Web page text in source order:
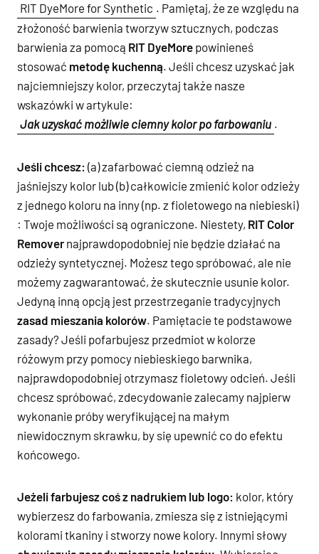
RIT DyeMore for Synthetic . Pamiętaj, że ze względu na
złożoność barwienia tworzyw sztucznych, podczas
barwienia za pomocą RIT DyeMore powinieneś
stosować metodę kuchenną. Jeśli chcesz uzyskać jak
najciemniejszy kolor, przeczytaj także nasze
wskazówki w artykule:
Jak uzyskać możliwie ciemny kolor po farbowaniu .
Jeśli chcesz: (a) zafarbować ciemną odzież na
jaśniejszy kolor lub (b) całkowicie zmienić kolor odzieży
z jednego koloru na inny (np. z fioletowego na niebieski)
: Twoje możliwości są ograniczone. Niestety, RIT Color
Remover najprawdopodobniej nie będzie działać na
odzieży syntetycznej. Możesz tego spróbować, ale nie
możemy zagwarantować, że skutecznie usunie kolor.
Jedyną inną opcją jest przestrzeganie tradycyjnych
zasad mieszania kolorów. Pamiętacie te podstawowe
zasady? Jeśli pofarbujesz przedmiot w kolorze
różowym przy pomocy niebieskiego barwnika,
najprawdopodobniej otrzymasz fioletowy odcień. Jeśli
chcesz spróbować, zdecydowanie zalecamy najpierw
wykonanie próby weryfikującej na małym
niewidocznym skrawku, by się upewnić co do efektu
końcowego.
Jeżeli farbujesz coś z nadrukiem lub logo: kolor, który
wybierzesz do farbowania, zmiesza się z istniejącymi
kolorami tkaniny i stworzy nowe kolory. Innymi słowy